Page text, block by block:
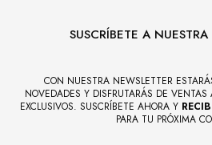
SUSCRÍBETE A
CON NUESTRA NEWSLETTER
NOVEDADES Y DISFRUTARÁS DE
EXCLUSIVOS. SUSCRÍBETE AHORA Y
PARA TU PRÓXIMA